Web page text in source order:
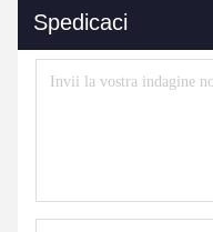
Spedicaci